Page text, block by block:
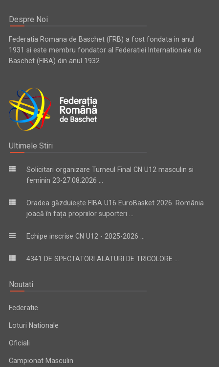
Despre Noi
Federatia Romana de Baschet (FRB) a fost fondata in anul
1931 si este membru fondator al Federatiei Internationale de
Baschet (FIBA) din anul 1932
Ultimele Stiri
Solicitari organizare Turneul Final CN U12 masculin si
feminin 23-27.08.2026 ...
Oradea găzduiește FIBA U16 EuroBasket 2026. România
joacă în fața propriilor suporteri ...
Echipe inscrise CN U12 - 2025-2026 ...
4341 DE SPECTATORI ALATURI DE TRICOLORE ...
Noutati
Federatie
Loturi Nationale
Oficiali
Campionat Masculin